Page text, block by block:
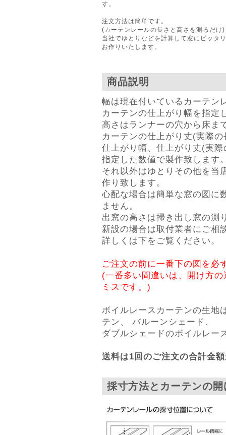
す。
注文方法は簡単です。
(カーテンレールの長さと高さを測るだけ)
当社でゆとりなどを計算して窓にピッタ
お作りいたします。
商品説明
幅は現在付いているカーテン
カーテンの仕上がり幅を指定
高さはランナーの穴から床ま
カーテンの仕上がり丈(実際
仕上がり幅、仕上がり丈(実
指定した数値で製作致します
それ以外はゆとりその他を当
作り致します。
心配な場合は簡単な窓の図に
ません。
出窓の高さは掃き出し窓の測
新設の場合は取付業者にご相
詳しくは下をご覧ください。
ご注文の前に一番下の図を必
(一番多い間違いは、開け方
ミスです。)
ボイルレースカーテンの生地
テン、 バルーンシェード、
ダブルシェードのボイルレー
送料は1回のご注文の合計金
採寸方法とカーテンの